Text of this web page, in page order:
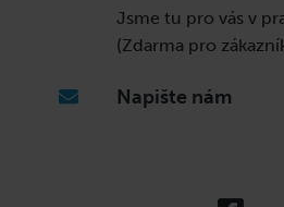
Jsme tu pro vás v
(Zdarma pro
Napište nám